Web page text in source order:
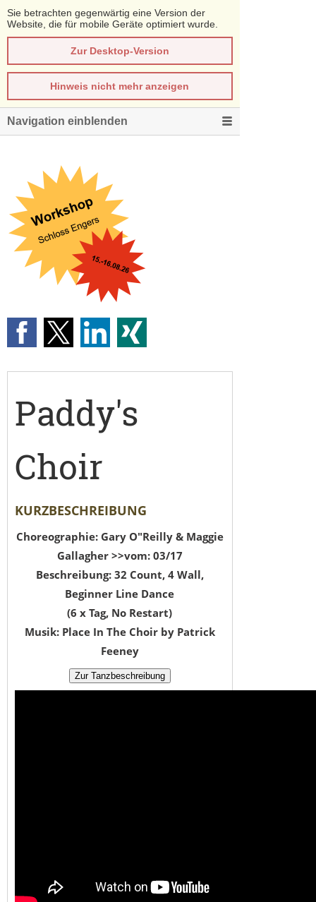
Sie betrachten gegenwärtig eine Version der
Website, die für mobile Geräte optimiert wurde.
Zur Desktop-Version
Hinweis nicht mehr anzeigen
Navigation einblenden
Paddy's
Choir
KURZBESCHREIBUNG
Choreographie: Gary O"Reilly & Maggie
Gallagher >>vom: 03/17
Beschreibung: 32 Count, 4 Wall,
Beginner Line Dance
(6 x Tag, No Restart)
Musik: Place In The Choir by Patrick
Feeney